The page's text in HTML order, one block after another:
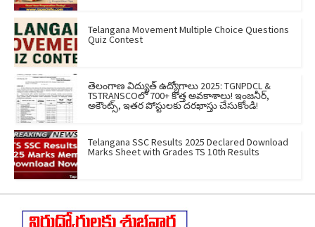
Telangana Movement Multiple Choice Questions
Quiz Contest
తెలంగాణ విద్యుత్ ఉద్యోగాలు 2025: TGNPDCL &
TSTRANSCOలో 700+ కొత్త అవకాశాలు! ఇంజనీర్,
అకౌంట్స్, ఇతర పోస్టులకు దరఖాస్తు చేసుకోండి!
Telangana SSC Results 2025 Declared Download
Marks Sheet with Grades TS 10th Results